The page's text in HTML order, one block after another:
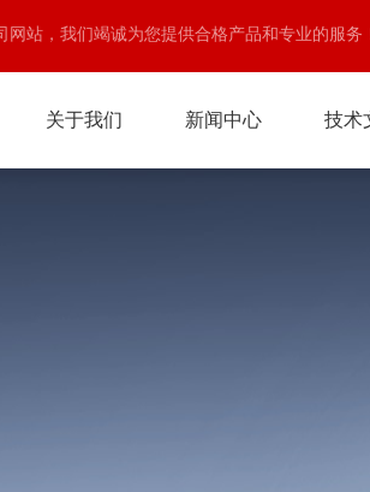
站，我们竭诚为您提供合格产品和专业的服务
关于我们 新闻中心 技术